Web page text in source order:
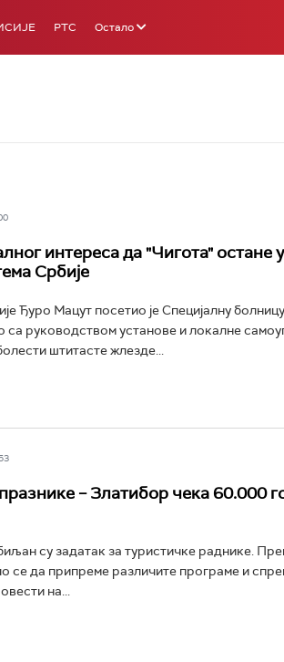
РТС Остало
интереса да "Чигота" остане
Србије
Ђуро Мацут посетио је Специјалну
са руководством установе и локалне
штитасте жлезде...
– Златибор чека 60.000
су задатак за туристичке раднике.
се да припреме различите програме и
на...